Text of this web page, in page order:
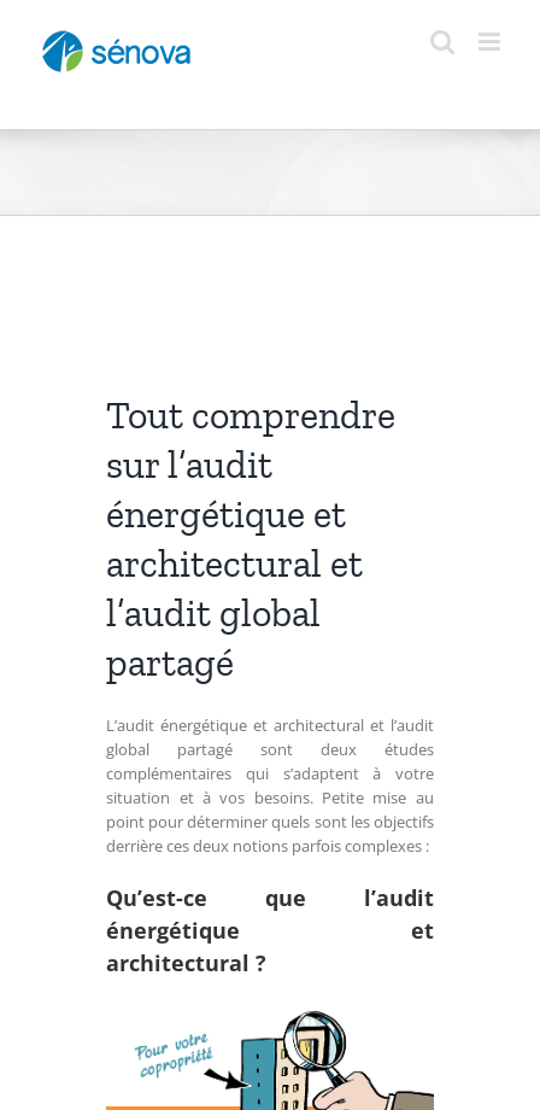
contenu
Tout comprendre
sur l’audit
énergétique et
architectural et
l’audit global
partagé
L’audit énergétique et architectural et l’audit
global partagé sont deux études
complémentaires qui s’adaptent à votre
situation et à vos besoins. Petite mise au
point pour déterminer quels sont les objectifs
derrière ces deux notions parfois complexes :
Qu’est-ce que l’audit
énergétique et
architectural ?